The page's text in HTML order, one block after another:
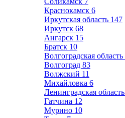
Краснокамск 6
Иркутская область 147
Иркутск 68
Ангарск 15
Братск 10
Волгоградская область
Волгоград 83
Волжский 11
Михайловка 6
Ленинградская область
Гатчина 12
Мурино 10